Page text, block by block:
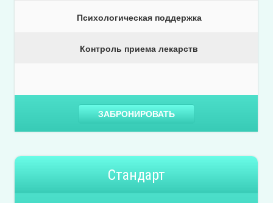
Психологическая поддержка
Контроль приема лекарств
ЗАБРОНИРОВАТЬ
Стандарт